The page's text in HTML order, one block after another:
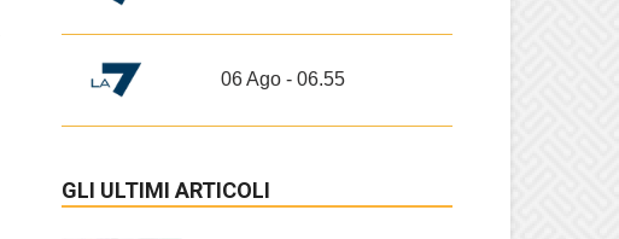
06 Ago - 06.55
GLI ULTIMI ARTICOLI